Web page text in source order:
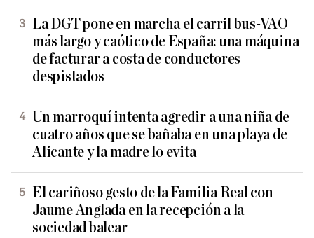
La DGT pone en marcha el carril bus-VAO
más largo y caótico de España: una máquina
de facturar a costa de conductores
despistados
Un marroquí intenta agredir a una niña de
cuatro años que se bañaba en una playa de
Alicante y la madre lo evita
El cariñoso gesto de la Familia Real con
Jaume Anglada en la recepción a la
sociedad balear